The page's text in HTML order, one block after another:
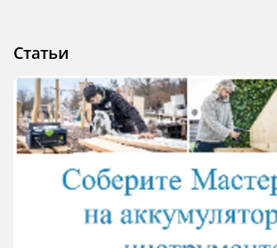
Статьи